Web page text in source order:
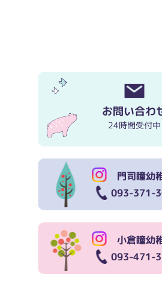
お問い合わ
24時間受付中
門司瞳幼
093-371-
小倉瞳幼
093-471-